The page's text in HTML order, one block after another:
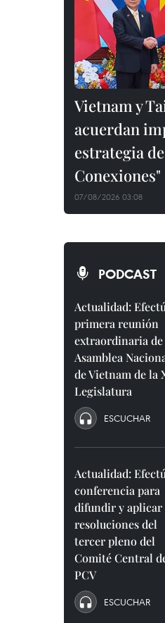
Vietnam y
acuerdan
estrategia
Conexiones"
07/08/2026 03:08
PODCAST
Actualidad:
primera reunión
extraordinaria de
Asamblea
de Vietnam de la
Legislatura
ESCUCHAR
Actualidad:
conferencia para
difundir y aplicar
resoluciones del
tercer pleno del
Comité Central
PCV
ESCUCHAR